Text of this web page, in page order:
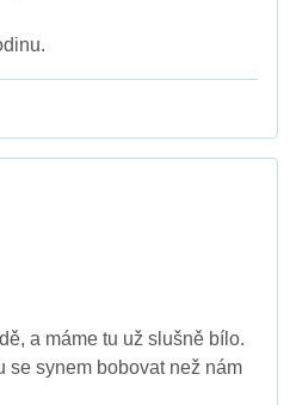
a máme tu už slušně bílo.
se synem bobovat než nám